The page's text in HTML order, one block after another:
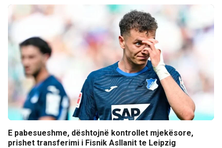
E pabesueshme, dështojnë kontrollet mjekësore,
prishet transferimi i Fisnik Asllanit te Leipzig